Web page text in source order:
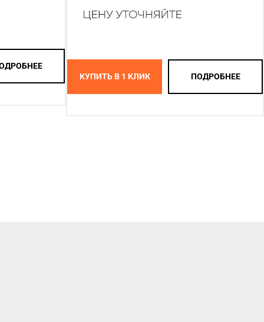
КУПИТЬ В 1 КЛИК ПОДРОБНЕЕ